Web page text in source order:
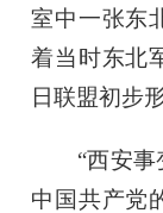
室中一张东
着当时东北
日联盟初步形
“西安事变
中国共产党